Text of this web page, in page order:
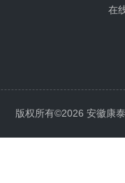
在
版权所有©2026 安徽康